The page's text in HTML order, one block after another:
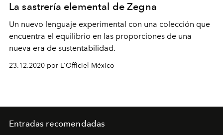
La sastrería elemental de Zegna
Un nuevo lenguaje experimental con una colección que
encuentra el equilibrio en las proporciones de una
nueva era de sustentabilidad.
23.12.2020 por L'Officiel México
Entradas recomendadas